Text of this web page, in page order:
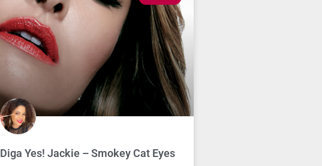
Diga Yes! Jackie – Smokey Cat Eyes